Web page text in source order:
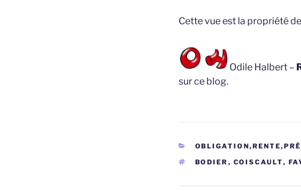
Cette vue est la propriété
Odile Halbert –
sur ce blog.
CATÉGORIES
ÉTIQUETTES
BODIER , COISCAULT,